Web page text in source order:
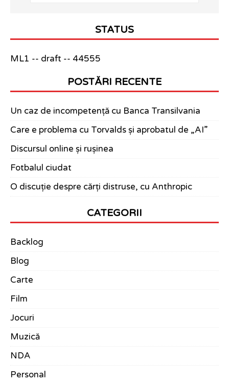
STATUS
ML1 -- draft -- 44555
POSTĂRI RECENTE
Un caz de incompetență cu Banca Transilvania
Care e problema cu Torvalds și aprobatul de „AI”
Discursul online și rușinea
Fotbalul ciudat
O discuție despre cărți distruse, cu Anthropic
CATEGORII
Backlog
Blog
Carte
Film
Jocuri
Muzică
NDA
Personal